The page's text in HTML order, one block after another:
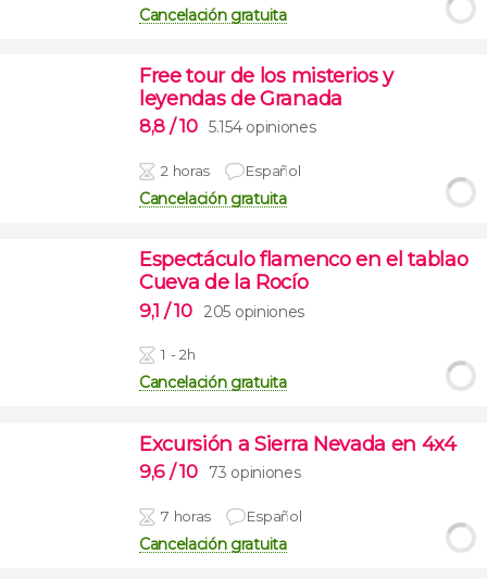
Cancelación gratuita
Free tour de los misterios y
leyendas de Granada
8,8 / 10 5.154 opiniones
2 horas Español
Cancelación gratuita
Espectáculo flamenco en el tablao
Cueva de la Rocío
9,1 / 10 205 opiniones
1 - 2h
Cancelación gratuita
Excursión a Sierra Nevada en 4x4
9,6 / 10 73 opiniones
7 horas Español
Cancelación gratuita